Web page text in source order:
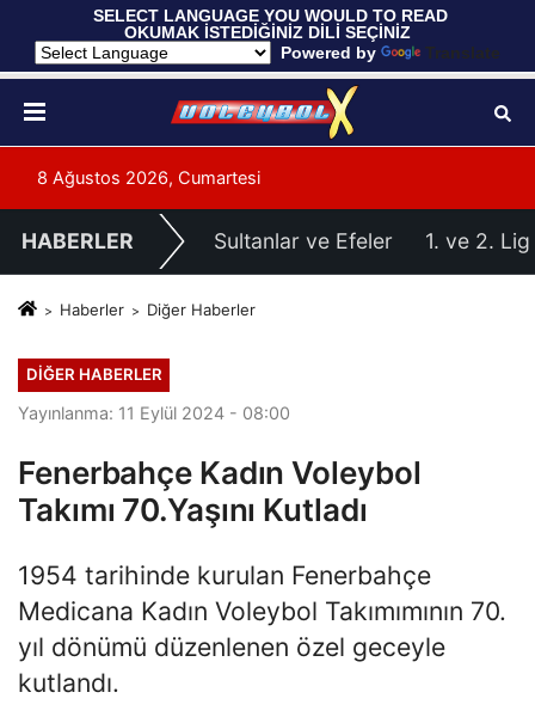
SELECT LANGUAGE YOU WOULD TO READ
OKUMAK İSTEDİĞİNİZ DİLİ SEÇİNİZ
Powered by
Translate
8 Ağustos 2026, Cumartesi
HABERLER Sultanlar ve Efeler 1. ve 2. Lig
Haberler Diğer Haberler
DIĞER HABERLER
Yayınlanma: 11 Eylül 2024 - 08:00
Fenerbahçe Kadın Voleybol
Takımı 70.Yaşını Kutladı
1954 tarihinde kurulan Fenerbahçe
Medicana Kadın Voleybol Takımımının 70.
yıl dönümü düzenlenen özel geceyle
kutlandı.